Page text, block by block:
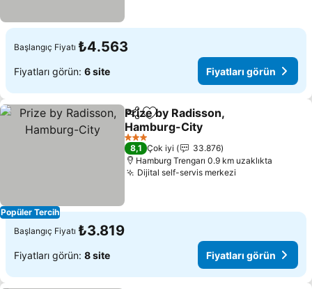
Başlangıç Fiyatı ₺4.563
Fiyatları görün: 6 site Fiyatları görün
Popüler Tercih
PaylaşFavorilerime ekle
Prize by Radisson,
Hamburg-City
3 Yıldız
8,1 Çok iyi
33.876
Hamburg Trengarı 0.9 km uzaklıkta
Dijital self-servis merkezi
Başlangıç Fiyatı ₺3.819
Fiyatları görün: 8 site Fiyatları görün